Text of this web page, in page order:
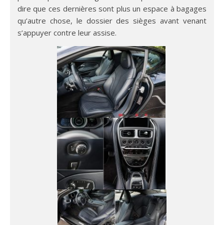
dire que ces dernières sont plus un espace à bagages
qu’autre chose, le dossier des sièges avant venant
s’appuyer contre leur assise.